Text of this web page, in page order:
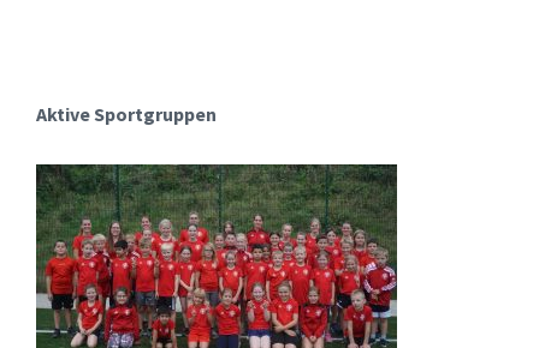
Aktive Sportgruppen